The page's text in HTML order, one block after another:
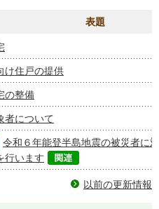
表題
け住戸の提供
の整備
者について
令和６年能登半島地震の被災者に
行います
以前の更新情報